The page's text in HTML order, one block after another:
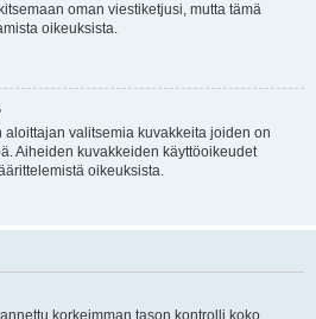
oman viestiketjusi, mutta tämä
oikeuksista.
valitsemia kuvakkeita joiden on
Aiheiden kuvakkeiden käyttöoikeudet
oikeuksista.
korkeimman tason kontrolli koko